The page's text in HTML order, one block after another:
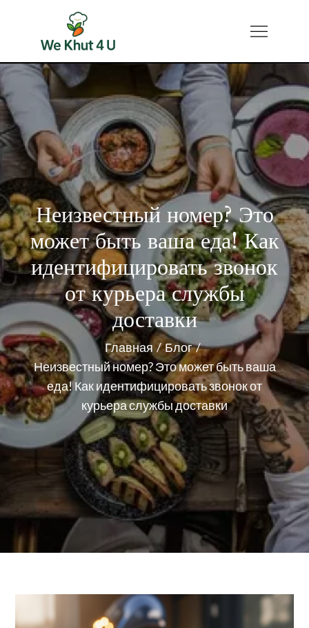
содержимому
Небольшой продовольственный
бизнес семьи Хут и Нот.
Неизвестный номер? Это
может быть ваша еда! Как
идентифицировать звонок
от курьера службы
доставки
Главная
Блог
Неизвестный номер? Это может быть ваша
еда! Как идентифицировать звонок от
курьера службы доставки